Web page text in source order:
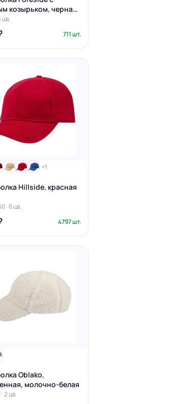
козырьком, черная
цв.
711 шт.
+1
Hillside, красная
· 6 цв.
4797 шт.
Oblako,
молочно-белая
2 цв.